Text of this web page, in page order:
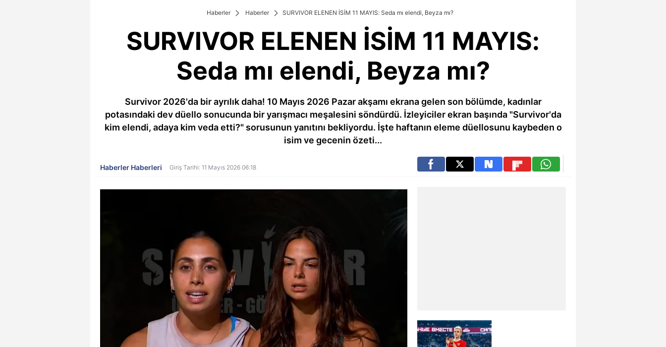
Haberler Haberler SURVIVOR ELENEN İSİM 11 MAYIS: Seda mı elendi, Beyza mı?
SURVIVOR ELENEN İSİM 11 MAYIS:
Seda mı elendi, Beyza mı?
Survivor 2026'da bir ayrılık daha! 10 Mayıs 2026 Pazar akşamı ekrana gelen son bölümde, kadınlar
potasındaki dev düello sonucunda bir yarışmacı meşalesini söndürdü. İzleyiciler ekran başında "Survivor'da
kim elendi, adaya kim veda etti?" sorusunun yanıtını bekliyordu. İşte haftanın eleme düellosunu kaybeden o
isim ve gecenin özeti...
Haberler Haberleri Giriş Tarihi: 11 Mayıs 2026 06:18